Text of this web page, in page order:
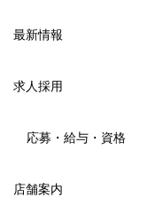
最新情報
求人採用
応募・給与・資格
店舗案内